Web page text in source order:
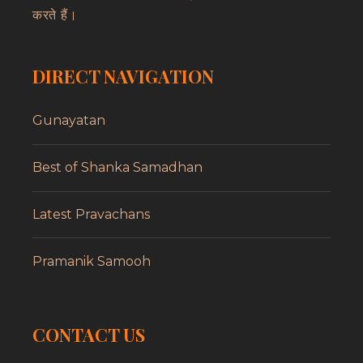
करते हैं।
DIRECT NAVIGATION
Gunayatan
Best of Shanka Samadhan
Latest Pravachans
Pramanik Samooh
CONTACT US